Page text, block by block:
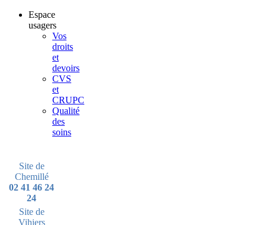
Espace
usagers
Vos
droits
et
devoirs
CVS
et
CRUPC
Qualité
des
soins
Site de
Chemillé
02 41 46 24
24
Site de
Vihiers